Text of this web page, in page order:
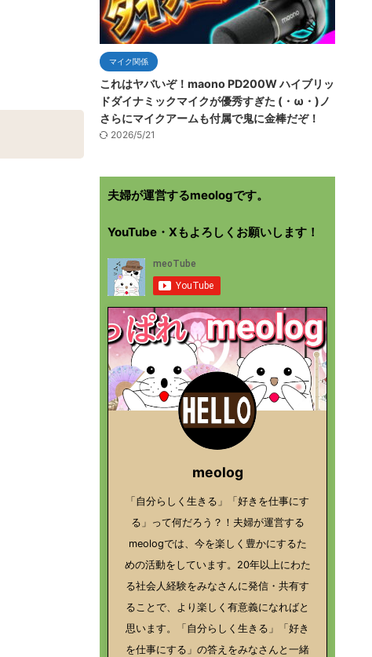
マイク関係
これはヤバいぞ！maono PD200W ハイブリッ
ドダイナミックマイクが優秀すぎた (・ω・)ノ
さらにマイクアームも付属で鬼に金棒だぞ！
2026/5/21
夫婦が運営するmeologです。
YouTube・Xもよろしくお願いします！
meolog
「自分らしく生きる」「好きを仕事にす
る」って何だろう？！夫婦が運営する
meologでは、今を楽しく豊かにするた
めの活動をしています。20年以上にわた
る社会人経験をみなさんに発信・共有す
ることで、より楽しく有意義になればと
思います。「自分らしく生きる」「好き
を仕事にする」の答えをみなさんと一緒